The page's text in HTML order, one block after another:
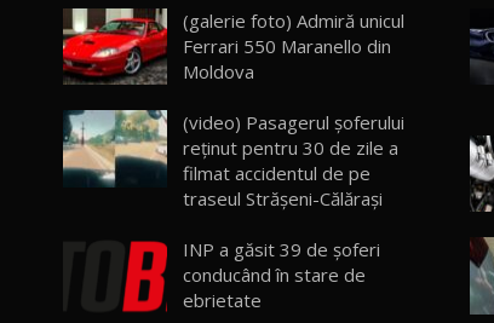
11
(galerie foto) Admiră unicul
Ferrari 550 Maranello din
Moldova
(video) Pasagerul șoferului
reținut pentru 30 de zile a
filmat accidentul de pe
traseul Strășeni-Călărași
INP a găsit 39 de şoferi
conducând în stare de
ebrietate